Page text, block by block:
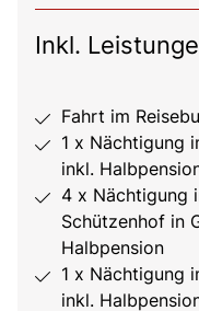
Inkl.
Fahrt im
1 x Nächtigung
inkl.
4 x Nächtigung
Schützenhof in
Halbpension
1 x Nächtigung
inkl.